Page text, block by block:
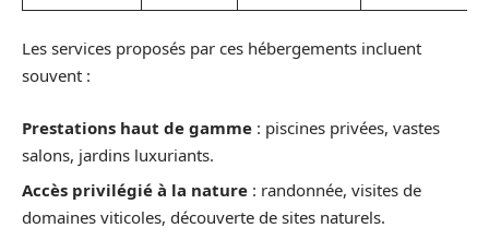
Les services proposés par ces hébergements incluent
souvent :
Prestations haut de gamme : piscines privées, vastes
salons, jardins luxuriants.
Accès privilégié à la nature : randonnée, visites de
domaines viticoles, découverte de sites naturels.